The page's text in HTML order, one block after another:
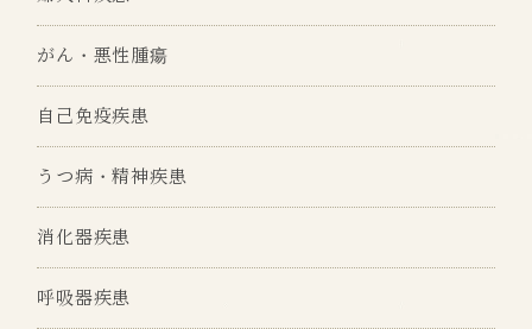
がん・悪性腫瘍
自己免疫疾患
うつ病・精神疾患
消化器疾患
呼吸器疾患